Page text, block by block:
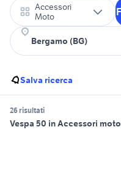
Accessori
Moto
Salva ricerca
26 risultati
Vespa 50 in Accessori